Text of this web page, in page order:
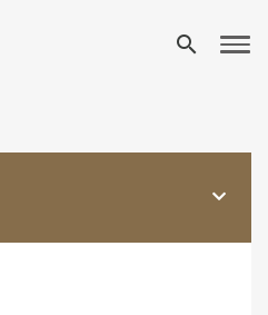
search